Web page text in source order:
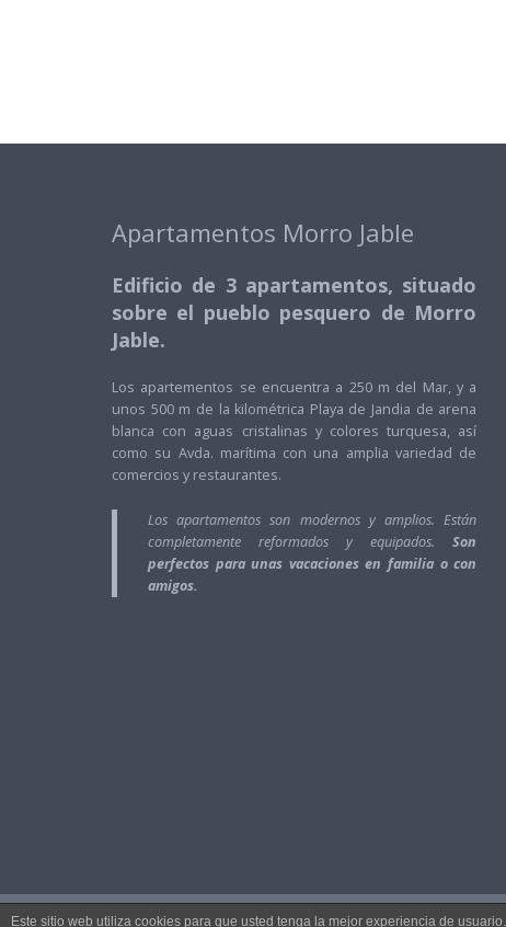
Apartamentos Morro Jable
Edificio de 3 apartamentos, situado
sobre el pueblo pesquero de Morro
Jable.
Los apartementos se encuentra a 250 m del Mar, y a
unos 500 m de la kilométrica Playa de Jandia de arena
blanca con aguas cristalinas y colores turquesa, así
como su Avda. marítima con una amplia variedad de
comercios y restaurantes.
Los apartamentos son modernos y amplios. Están
completamente reformados y equipados.Son
perfectos para unas vacaciones en familia o con
amigos.
Este sitio web utiliza cookies para que usted tenga la mejor experiencia de